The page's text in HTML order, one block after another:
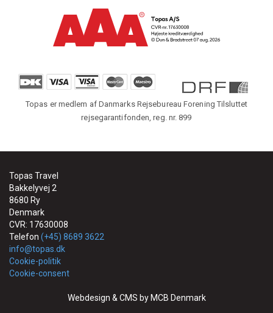
Topas er medlem af Danmarks Rejsebureau Forening Tilsluttet
rejsegarantifonden, reg. nr. 899
Topas Travel
Bakkelyvej 2
8680 Ry
Denmark
CVR: 17630008
Telefon (+45) 8689 3622
info@topas.dk
Cookie-politik
Cookie-consent
Webdesign & CMS by MCB Denmark